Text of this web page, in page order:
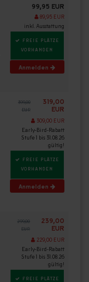
99,95 EUR
89,95 EUR
inkl. Ausstattung
FREIE PLÄTZE
VORHANDEN
Anmelden
399,00
EUR
319,00
EUR
309,00 EUR
Early-Bird-Rabatt
Stufe 1 bis 31.08.26
gültig!
FREIE PLÄTZE
VORHANDEN
Anmelden
299,00
EUR
239,00
EUR
229,00 EUR
Early-Bird-Rabatt
Stufe 1 bis 31.08.26
gültig!
FREIE PLÄTZE